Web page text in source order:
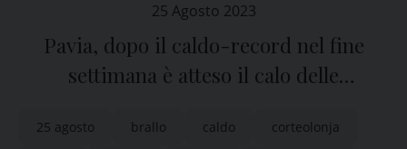
25 Agosto 2023
Pavia, dopo il caldo-record nel fine
settimana è atteso il calo delle
25 agosto brallo caldo corteolonja